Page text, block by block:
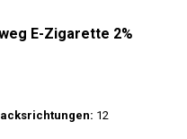
E-Zigarette 2%
12